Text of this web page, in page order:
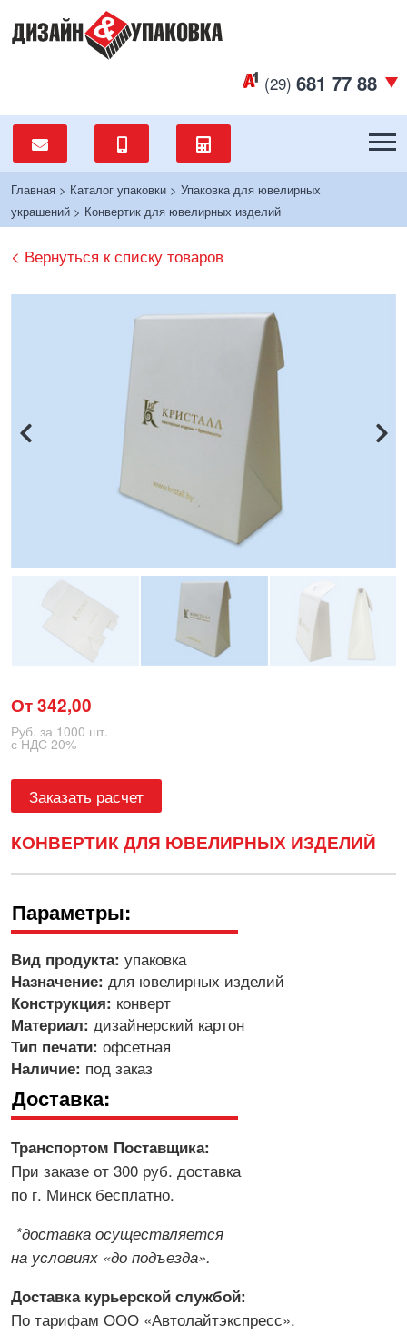
(29) 681 77 88
Главная > Каталог упаковки > Упаковка для ювелирных
украшений > Конвертик для ювелирных изделий
< Вернуться к списку товаров
От 342,00
Руб. за 1000 шт.
с НДС 20%
Заказать расчет
КОНВЕРТИК ДЛЯ ЮВЕЛИРНЫХ ИЗДЕЛИЙ
Параметры:
Вид продукта: упаковка
Назначение: для ювелирных изделий
Конструкция: конверт
Материал: дизайнерский картон
Тип печати: офсетная
Наличие: под заказ
Доставка:
Транспортом Поставщика:
При заказе от 300 руб. доставка
по г. Минск бесплатно.
*доставка осуществляется
на условиях «до подъезда».
Доставка курьерской службой:
По тарифам ООО «Автолайтэкспресс».